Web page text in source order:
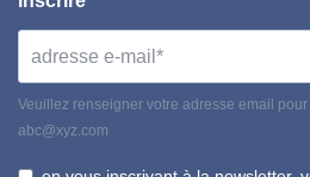
Veuillez renseigner votre adresse email pour
abc@xyz.com